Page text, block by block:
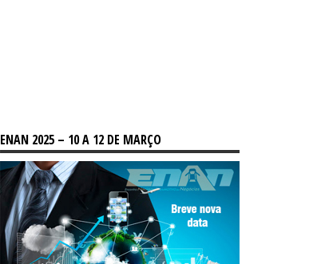
ENAN 2025 – 10 A 12 DE MARÇO